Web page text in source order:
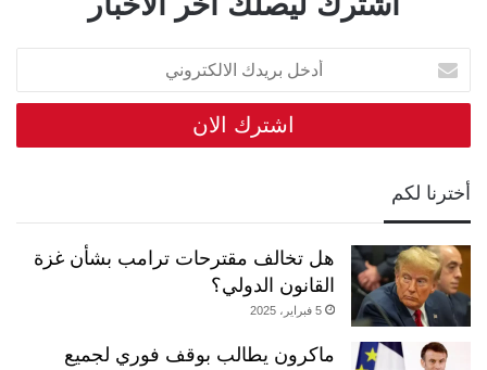
أدخل
بريدك
الالكتروني
أخترنا لكم
هل تخالف مقترحات ترامب بشأن غزة
القانون الدولي؟
5 فبراير، 2025
ماكرون يطالب بوقف فوري لجميع